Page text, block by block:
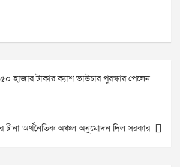
৫০ হাজার টাকার ক্যাশ ভাউচার পুরস্কার পেলেন
চীনা অর্থনৈতিক অঞ্চল অনুমোদন দিল সরকার